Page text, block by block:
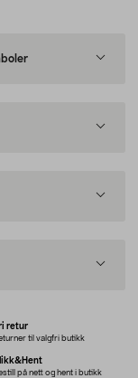
retur
til valgfri butikk
på nett og hent i butikk